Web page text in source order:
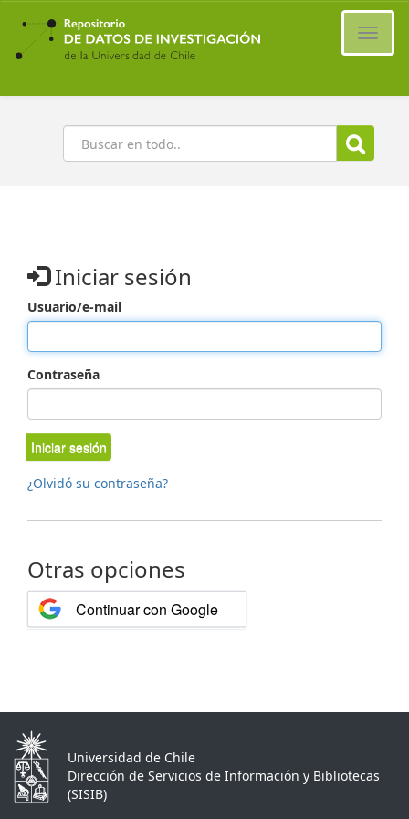
Ir
contenido
principal
Buscar
Iniciar sesión
Usuario/e-mail
Contraseña
Iniciar sesión
¿Olvidó su contraseña?
Otras opciones
Continuar con Google
Universidad de Chile
Dirección de Servicios de Información y Bibliotecas
(SISIB)